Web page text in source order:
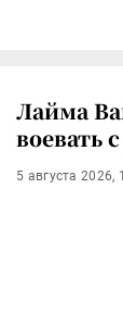
Лайма
воевать
5 августа 2026,